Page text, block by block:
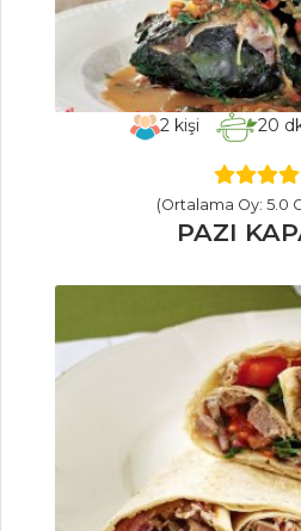
Bademli
Kestaneli Pilav
Bonfileli
Tagliatelle
BULGUR PİLAVI
Tüm Tarifleri
YEMEKLERI
Güveçte
Menemen
Lor Dolması
2 kişi 20
(Ortalama Oy: 5.0
PAZI